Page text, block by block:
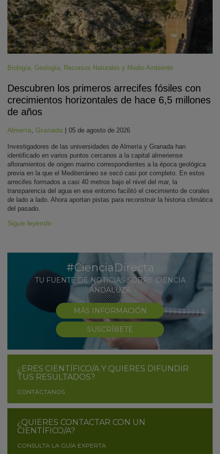
Biología, Geología, Recursos Naturales y Medio Ambiente
Descubren los primeros arrecifes fósiles con
crecimientos horizontales de hace 6,5 millones
de años
Almería Granada | 05 de agosto de 2026
Investigadores de las universidades de Almería y Granada han
identificado en varios puntos cercanos a la capital almeriense
afloramientos de origen marino correspondientes a la época geológica
previa en la que el Mediterráneo se secó casi por completo. En estos
arrecifes formados a casi 40 metros bajo el nivel del mar, la
transparencia del agua en ese entorno facilitó el crecimiento de corales
de lado a lado. Ahora aportan pistas para reconstruir la historia climática
del pasado.
Sigue leyendo
#CienciaDirecta
TU FUENTE DE NOTICIAS SOBRE CIENCIA
ANDALUZA
MÁS INFORMACIÓN
SUSCRÍBETE
¿ERES CIENTÍFICO/A Y QUIERES DIFUNDIR
TUS RESULTADOS?
CONTÁCTANOS
¿QUIERES CONTACTAR CON UN
CIENTÍFICO/A?
CONSULTA LA GUÍA EXPERTA